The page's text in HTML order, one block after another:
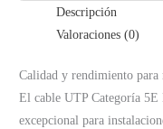
Descripción
Valoraciones (0)
Calidad y rendimiento para
El cable UTP Categoría
excepcional para